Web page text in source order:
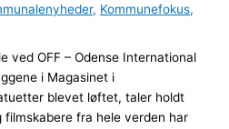
, Kommunefokus,
ved OFF – Odense International
i Magasinet i
blevet løftet, taler holdt
filmskabere fra hele verden har